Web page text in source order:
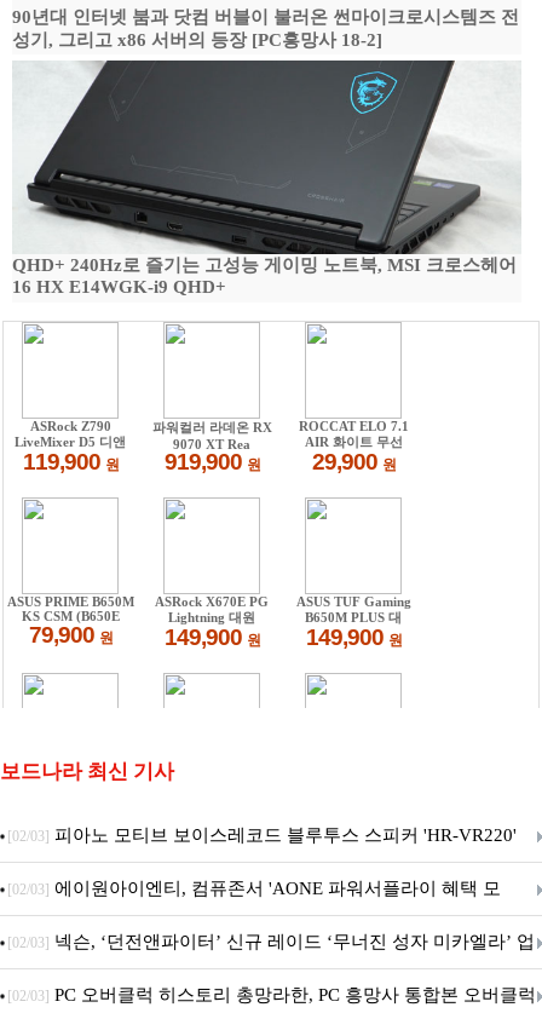
90년대 인터넷 붐과 닷컴 버블이 불러온 썬마이크로시스템즈 전
성기, 그리고 x86 서버의 등장 [PC흥망사 18-2]
QHD+ 240Hz로 즐기는 고성능 게이밍 노트북, MSI 크로스헤어
16 HX E14WGK-i9 QHD+
보드나라 최신 기사
[02/03] 피아노 모티브 보이스레코드 블루투스 스피커 'HR-VR220'
출시
[02/03] 에이원아이엔티, 컴퓨존서 'AONE 파워서플라이 혜택 모
음.ZIP' 이벤트 진행
[02/03] 넥슨, ‘던전앤파이터’ 신규 레이드 ‘무너진 성자 미카엘라’ 업
데이트!
[02/03] PC 오버클럭 히스토리 총망라한, PC 흥망사 통합본 오버클럭